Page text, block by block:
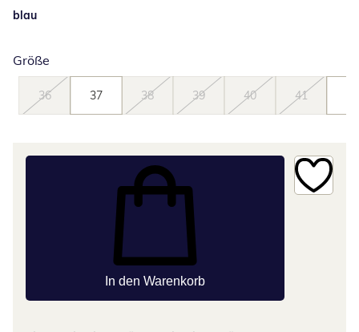
blau
Größe
36 37 38 39 40 41
In den Warenkorb